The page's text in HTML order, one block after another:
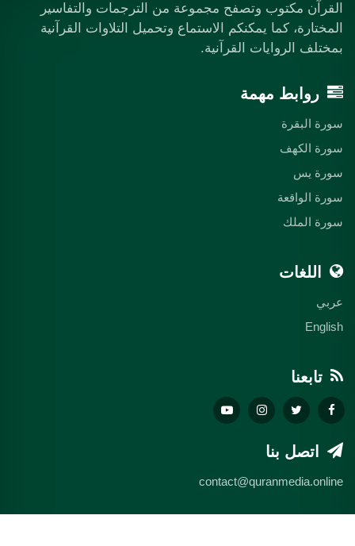
القرآن مكتوب وتصفح مجموعة من الترجمات والتفاسير
المختارة، كما يمكنكم الاستماع وتحميل التلاوات القرآنية
بمختلف الروايات القرآنية.
روابط مهمة
سورة البقرة
سورة الكهف
سورة يس
سورة الواقعة
سورة الملك
اللغات
عربي
English
تابعنا
اتصل بنا
contact@quranmedia.online